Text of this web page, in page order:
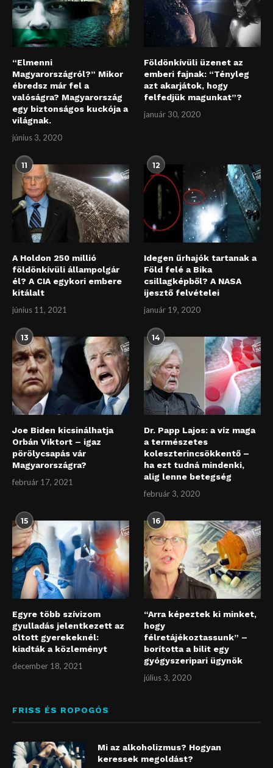
“Elmenni
Magyarországról?” Mikor
ébredsz már fel a
valóságra? Magyarország
egy biztonságos kuckója a
világnak.
június 3, 2020
Földönkívüli üzenet az
emberi fajnak: “Tényleg
azt akarjátok, hogy
felfedjük magunkat”?
január 30, 2020
11
A Holdon 250 millió
földönkívüli állampolgár
él? A CIA egykori embere
kitálalt
június 11, 2021
12
Idegen űrhajók tartanak a
Föld felé a Bika
csillagképből? A NASA
ijesztő felvételei
január 19, 2020
13
Joe Biden kicsinálhatja
Orbán Viktort – igaz
pörölycsapás vár
Magyarországra?
február 17, 2021
14
Dr. Papp Lajos: a víz maga
a természetes
koleszterincsökkentő –
ha ezt tudná mindenki,
alig lenne betegség
február 3, 2020
15
Egyre több szívizom
gyulladás jelentkezett az
oltott gyerekeknél:
kiadták a közleményt
december 18, 2021
16
“Arra képeztek ki minket,
hogy
félretájékoztassunk” –
borította a bilit egy
gyógyszeripari ügynök
július 3, 2020
FRISS ÉS ROPOGÓS
Mi az alkoholizmus? Hogyan
keressek megoldást?